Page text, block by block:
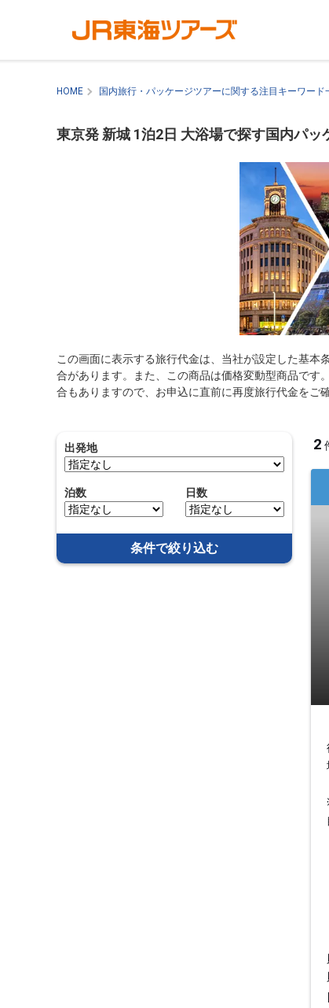
HOME 国内旅行・パッケージツアーに関する注目キーワード
東京発 新城 1泊2日 大浴場で探す国内パッ
この画面に表示する旅行代金は、当社が設定した基
合があります。また、この商品は価格変動型商品です
合もありますので、お申込に直前に再度旅行代金をご
出発地
泊数 日数
条件で絞り込む
2